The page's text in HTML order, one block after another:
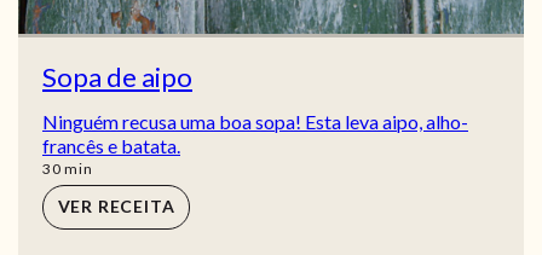
Sopa de aipo
Ninguém recusa uma boa sopa! Esta leva aipo, alho-
francês e batata.
30min
min
VER RECEITA